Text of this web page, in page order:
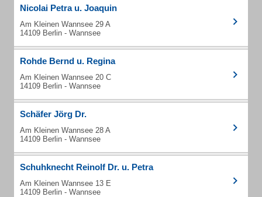
Nicolai Petra u. Joaquin
Am Kleinen Wannsee 29 A
14109 Berlin - Wannsee
Rohde Bernd u. Regina
Am Kleinen Wannsee 20 C
14109 Berlin - Wannsee
Schäfer Jörg Dr.
Am Kleinen Wannsee 28 A
14109 Berlin - Wannsee
Schuhknecht Reinolf Dr. u. Petra
Am Kleinen Wannsee 13 E
14109 Berlin - Wannsee